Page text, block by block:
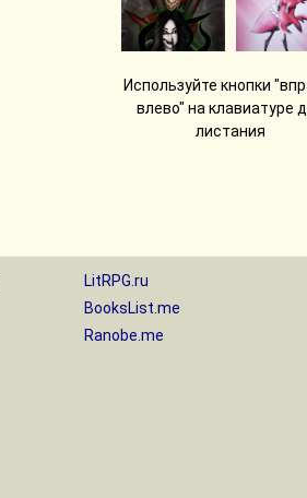
Используйте кнопки
влево" на клавиатуре
листания
LitRPG.ru
BooksList.me
Ranobe.me